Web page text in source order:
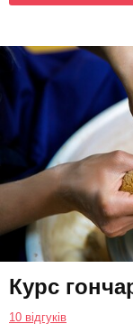
Курс
10 відгуків